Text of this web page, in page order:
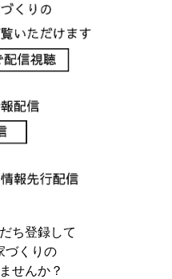
ち登録して
づくりの
せんか？